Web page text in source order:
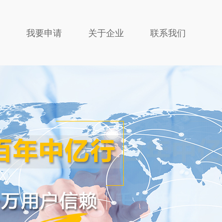
我要申请 关于企业 联系我们